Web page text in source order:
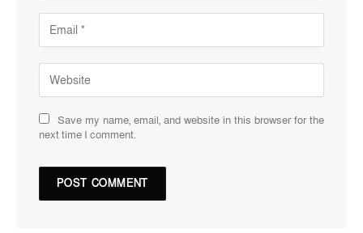
Save my name, email, and website in this browser for the
next time I comment.